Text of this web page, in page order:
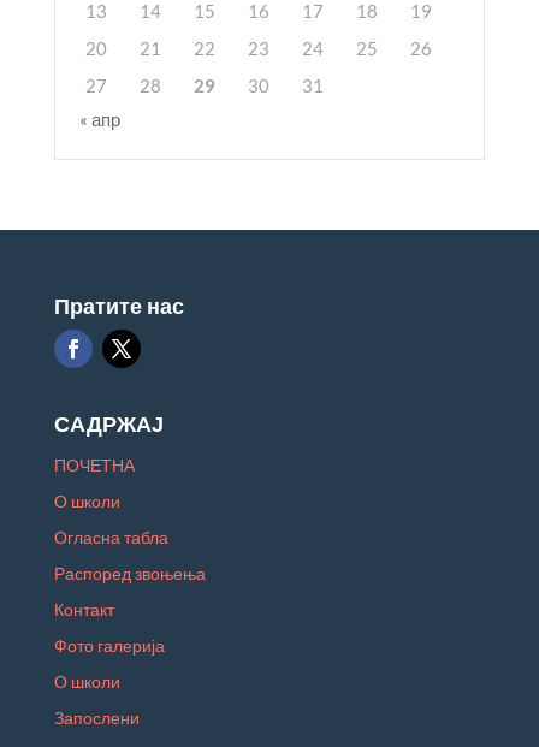
13
14 15 16 17 18
19
20
21 22 23 24 25
26
27
28 29 30
31
« апр
Пратите нас
САДРЖАЈ
ПОЧЕТНА
О школи
Огласна табла
Распоред звоњења
Контакт
Фото галерија
О школи
Запослени